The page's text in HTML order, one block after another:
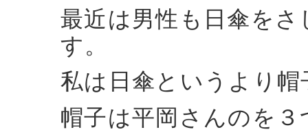
最近は男性も日傘を
す。
私は日傘というより帽
帽子は平岡さんのを